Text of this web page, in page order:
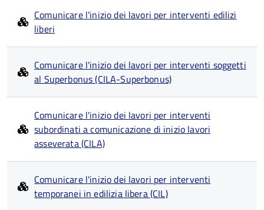
Comunicare l'inizio dei lavori per interventi edilizi
liberi
Comunicare l'inizio dei lavori per interventi soggetti
al Superbonus (CILA-Superbonus)
Comunicare l'inizio dei lavori per interventi
subordinati a comunicazione di inizio lavori
asseverata (CILA)
Comunicare l'inizio dei lavori per interventi
temporanei in edilizia libera (CIL)